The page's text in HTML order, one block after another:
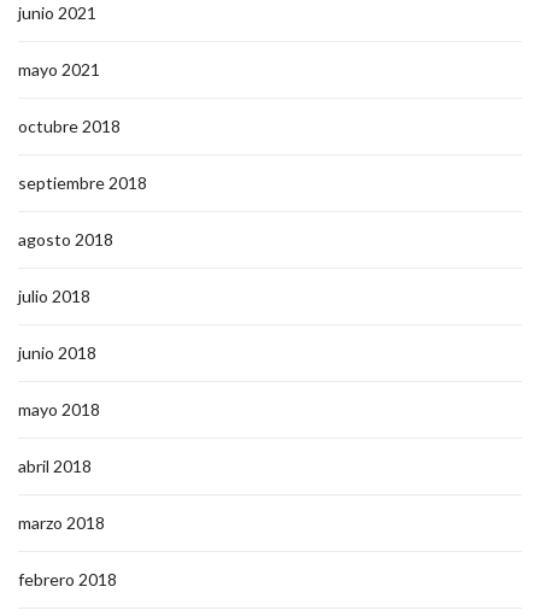
junio 2021
mayo 2021
octubre 2018
septiembre 2018
agosto 2018
julio 2018
junio 2018
mayo 2018
abril 2018
marzo 2018
febrero 2018